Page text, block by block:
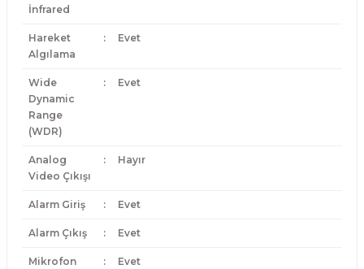
İnfrared
Hareket
Algılama
: Evet
Wide
Dynamic
Range
(WDR)
: Evet
Analog
Video Çıkışı
: Hayır
Alarm Giriş : Evet
Alarm Çıkış : Evet
Mikrofon
: Evet